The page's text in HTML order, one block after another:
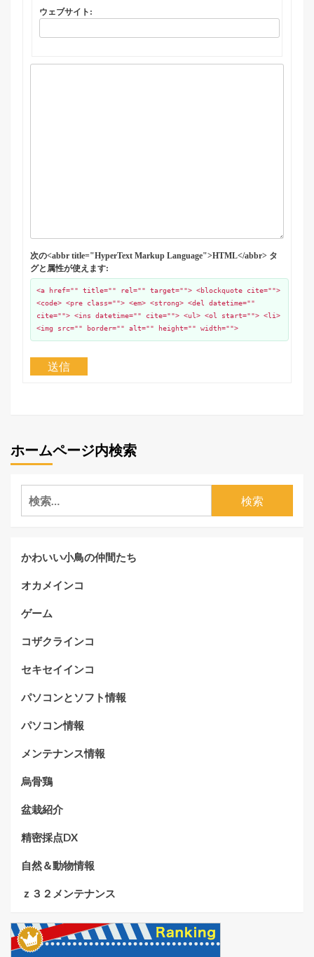
ウェブサイト:
次の<abbr title="HyperText Markup Language">HTML</abbr> タ
グと属性が使えます:
<a href="" title="" rel="" target=""> <blockquote cite="">
<code> <pre class=""> <em> <strong> <del datetime=""
cite=""> <ins datetime="" cite=""> <ul> <ol start=""> <li>
<img src="" border="" alt="" height="" width="">
送信
ホームページ内検索
検
索:
かわいい小鳥の仲間たち
オカメインコ
ゲーム
コザクラインコ
セキセイインコ
パソコンとソフト情報
パソコン情報
メンテナンス情報
烏骨鶏
盆栽紹介
精密採点DX
自然＆動物情報
ｚ３２メンテナンス